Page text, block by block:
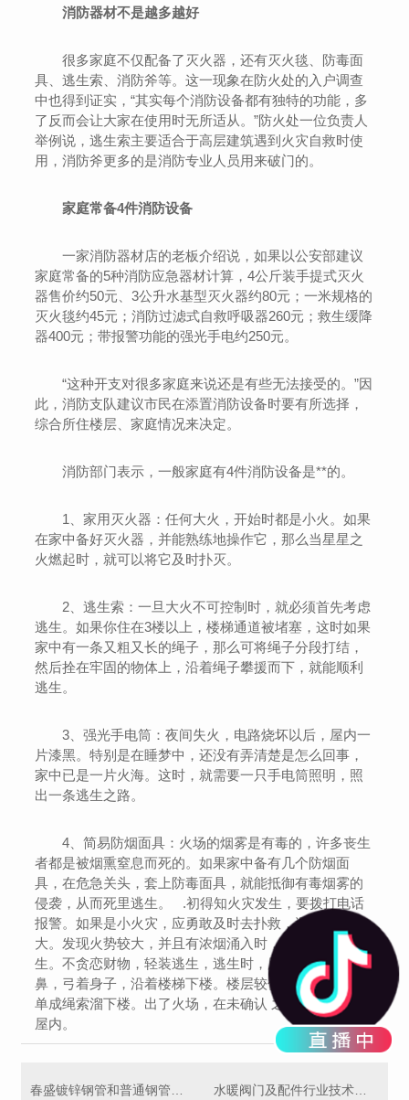
消防器材不是越多越好
很多家庭不仅配备了灭火器，还有灭火毯、防毒面
具、逃生索、消防斧等。这一现象在防火处的入户调查
中也得到证实，“其实每个消防设备都有独特的功能，多
了反而会让大家在使用时无所适从。”防火处一位负责人
举例说，逃生索主要适合于高层建筑遇到火灾自救时使
用，消防斧更多的是消防专业人员用来破门的。
家庭常备4件消防设备
一家消防器材店的老板介绍说，如果以公安部建议
家庭常备的5种消防应急器材计算，4公斤装手提式灭火
器售价约50元、3公升水基型灭火器约80元；一米规格的
灭火毯约45元；消防过滤式自救呼吸器260元；救生缓降
器400元；带报警功能的强光手电约250元。
“这种开支对很多家庭来说还是有些无法接受的。”因
此，消防支队建议市民在添置消防设备时要有所选择，
综合所住楼层、家庭情况来决定。
消防部门表示，一般家庭有4件消防设备是**的。
1、家用灭火器：任何大火，开始时都是小火。如果
在家中备好灭火器，并能熟练地操作它，那么当星星之
火燃起时，就可以将它及时扑灭。
2、逃生索：一旦大火不可控制时，就必须首先考虑
逃生。如果你住在3楼以上，楼梯通道被堵塞，这时如果
家中有一条又粗又长的绳子，那么可将绳子分段打结，
然后拴在牢固的物体上，沿着绳子攀援而下，就能顺利
逃生。
3、强光手电筒：夜间失火，电路烧坏以后，屋内一
片漆黑。特别是在睡梦中，还没有弄清楚是怎么回事，
家中已是一片火海。这时，就需要一只手电筒照明，照
出一条逃生之路。
4、简易防烟面具：火场的烟雾是有毒的，许多丧生
者都是被烟熏窒息而死的。如果家中备有几个防烟面
具，在危急关头，套上防毒面具，就能抵御有毒烟雾的
侵袭，从而死里逃生。 .初得知火灾发生，要拨打电话
报警。如果是小火灾，应勇敢及时去扑救，避免火势扩
大。发现火势较大，并且有浓烟涌入时，应立即选择逃
生。不贪恋财物，轻装逃生，逃生时，用湿毛巾捂住口
鼻，弓着身子，沿着楼梯下楼。楼层较低的，可以结床
单成绳索溜下楼。出了火场，在未确认 之前，切忌返回
屋内。